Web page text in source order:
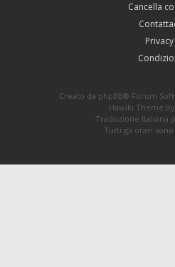
Cancella
Privacy
Creato da phpBB® Forum
Hawiki Theme by
Traduzione Italiana
Tutti gli orari sono